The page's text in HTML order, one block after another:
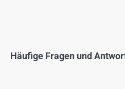
Häufige Fragen und